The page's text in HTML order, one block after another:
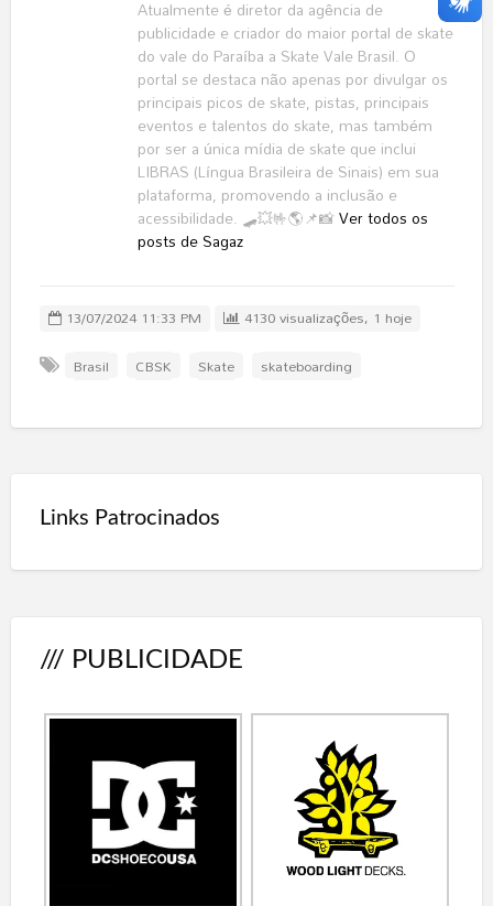
Atualmente é diretor da agência de
publicidade e criador do maior portal de skate
do vale do Paraíba a Skate Vale Brasil. O
portal se destaca não apenas por divulgar os
principais picos de skate, pistas, principais
eventos e talentos do skate, mas também
por ser a única mídia de skate que inclui
LIBRAS (Língua Brasileira de Sinais) em sua
plataforma, promovendo a inclusão e
acessibilidade. 🛹💥🤟🌎📌📸Ver todos os
posts de Sagaz
13/07/2024 11:33 PM
4130 visualizações, 1 hoje
Brasil
CBSK Skate skateboarding
Links Patrocinados
/// PUBLICIDADE